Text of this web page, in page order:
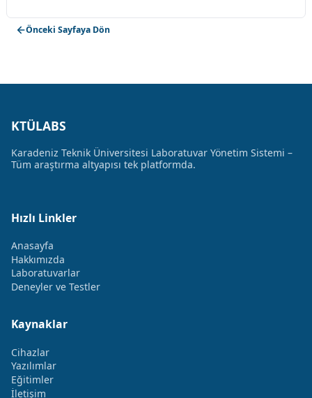
Önceki Sayfaya Dön
KTÜLABS
Karadeniz Teknik Üniversitesi Laboratuvar Yönetim Sistemi –
Tüm araştırma altyapısı tek platformda.
Hızlı Linkler
Anasayfa
Hakkımızda
Laboratuvarlar
Deneyler ve Testler
Kaynaklar
Cihazlar
Yazılımlar
Eğitimler
İletişim